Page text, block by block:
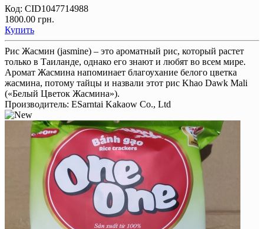
Код: CID1047714988
1800.00 грн.
Купить
Рис Жасмин (jasmine) – это ароматный рис, который растет
только в Таиланде, однако его знают и любят во всем мире.
Аромат Жасмина напоминает благоухание белого цветка
жасмина, потому тайцы и назвали этот рис Khao Dawk Mali
(«Белый Цветок Жасмина»).
Производитель: ESarntai Kakaow Co., Ltd